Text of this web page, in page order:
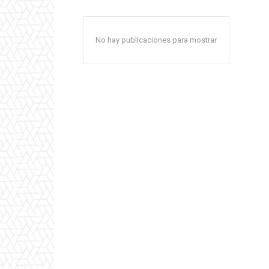
No hay publicaciones para mostrar